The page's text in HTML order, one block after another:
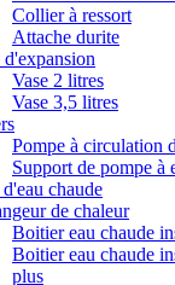
Collier à ressort
Attache durite
d'expansion
Vase 2 litres
Vase 3,5 litres
Pompe à circulation
Support de pompe à
chaude
de chaleur
Boitier eau chaude
Boitier eau chaude
plus